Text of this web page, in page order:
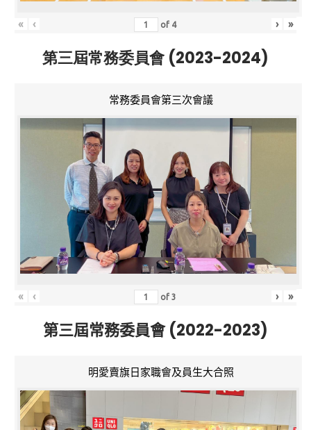
« ‹ of 4 › »
第三屆常務委員會 (2023-2024)
常務委員會第三次會議
« ‹ of3 › »
第三屆常務委員會 (2022-2023)
明愛賣旗日家職會及員生大合照